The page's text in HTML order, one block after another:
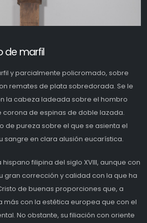
de marfil
y parcialmente policromado, sobre
remates de plata sobredorada. Se le
la cabeza ladeada sobre el hombro
corona de espinas de doble lazada.
de pureza sobre el que se asienta el
sangre en clara alusión eucarística.
filipina del siglo XVIII, aunque con
gran corrección y calidad con la que ha
de buenas proporciones que, a
más con la estética europea que con el
No obstante, su filiación con oriente